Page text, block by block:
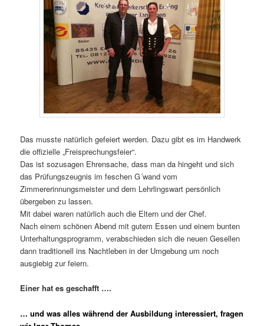
Das musste natürlich gefeiert werden. Dazu gibt es im Handwerk
die offizielle „Freisprechungsfeier“.
Das ist sozusagen Ehrensache, dass man da hingeht und sich
das Prüfungszeugnis im feschen G´wand vom
Zimmererinnungsmeister und dem Lehrlingswart persönlich
übergeben zu lassen.
Mit dabei waren natürlich auch die Eltern und der Chef.
Nach einem schönen Abend mit gutem Essen und einem bunten
Unterhaltungsprogramm, verabschieden sich die neuen Gesellen
dann traditionell ins Nachtleben in der Umgebung um noch
ausgiebig zur feiern.
Einer hat es geschafft ….
… und was alles während der Ausbildung interessiert, fragen